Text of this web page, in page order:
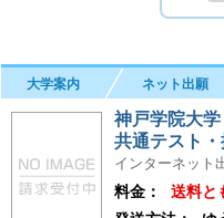
大学案内 ネット出願
神戸学院大学
共通テスト・
インターネット
料金：
送料と